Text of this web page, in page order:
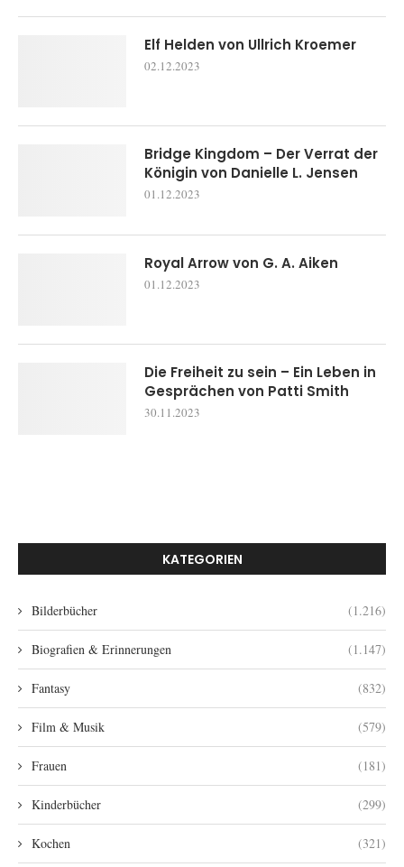
Elf Helden von Ullrich Kroemer
02.12.2023
Bridge Kingdom – Der Verrat der
Königin von Danielle L. Jensen
01.12.2023
Royal Arrow von G. A. Aiken
01.12.2023
Die Freiheit zu sein – Ein Leben in
Gesprächen von Patti Smith
30.11.2023
KATEGORIEN
Bilderbücher (1.216)
Biografien & Erinnerungen (1.147)
Fantasy (832)
Film & Musik (579)
Frauen (181)
Kinderbücher (299)
Kochen (321)